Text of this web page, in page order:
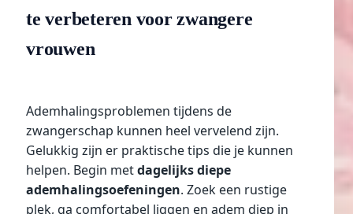
te verbeteren voor zwangere
vrouwen
Ademhalingsproblemen tijdens de
zwangerschap kunnen heel vervelend zijn.
Gelukkig zijn er praktische tips die je kunnen
helpen. Begin metdagelijks diepe
ademhalingsoefeningen. Zoek een rustige
plek, ga comfortabel liggen en adem diep in